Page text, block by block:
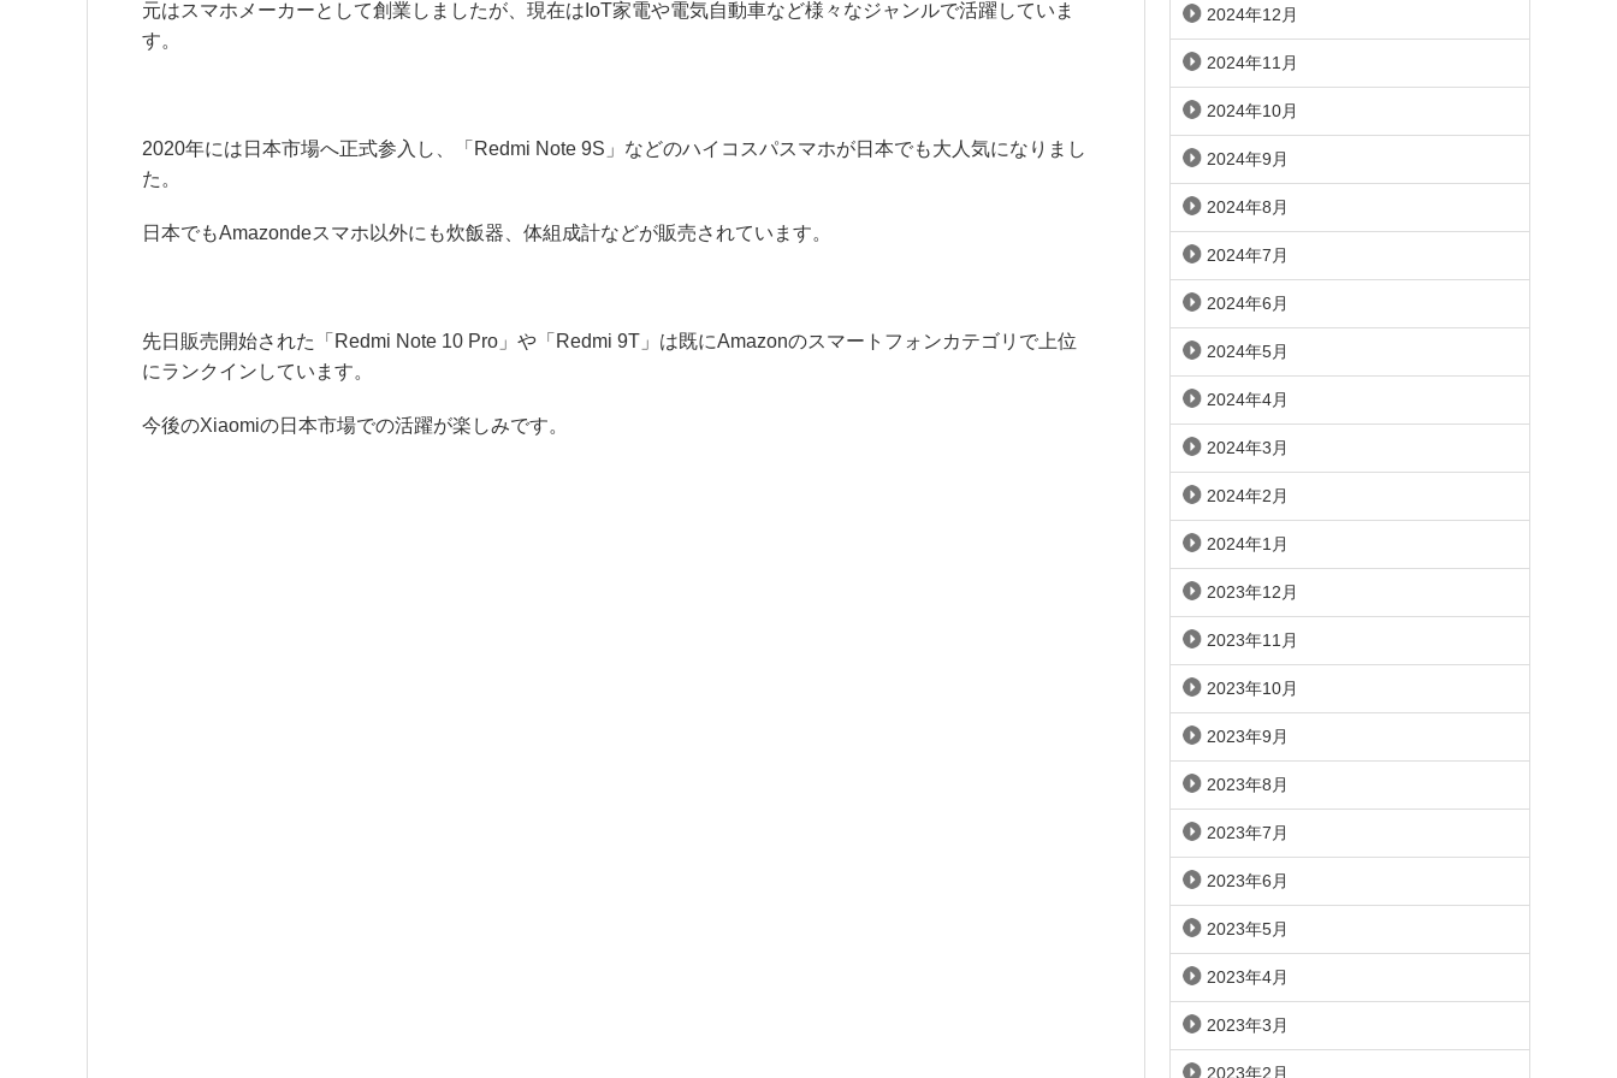
元はスマホメーカーとして創業しましたが、現在はIoT家電や電気自動車など様々なジャンルで活躍していま
す。
2020年には日本市場へ正式参入し、「Redmi Note 9S」などのハイコスパスマホが日本でも大人気になりまし
た。
日本でもAmazondeスマホ以外にも炊飯器、体組成計などが販売されています。
先日販売開始された「Redmi Note 10 Pro」や「Redmi 9T」は既にAmazonのスマートフォンカテゴリで上位
にランクインしています。
今後のXiaomiの日本市場での活躍が楽しみです。
2024年12月
2024年11月
2024年10月
2024年9月
2024年8月
2024年7月
2024年6月
2024年5月
2024年4月
2024年3月
2024年2月
2024年1月
2023年12月
2023年11月
2023年10月
2023年9月
2023年8月
2023年7月
2023年6月
2023年5月
2023年4月
2023年3月
2023年2月